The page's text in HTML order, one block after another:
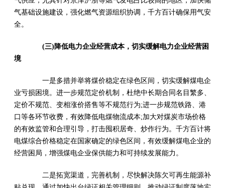
气基础设施建设，强化燃气资源组织协调，千方百计确保用气安
全。
(三)降低电力企业经营成本，切实缓解电力企业经营困
境
一是多措并举将煤价稳定在绿色区间，切实缓解煤电企
业亏损困境。进一步规范定价机制，杜绝中长期合同名目繁多、
定价不规范、变相涨价搭售等不规范行为;进一步规范铁路、港
口等各环节收费，有效降低电煤物流成本;加大对煤炭市场价格
的有效监管和合理引导，打击囤积居奇、炒作行为。千方百计将
电煤综合价格稳定在国家确定的绿色区间，有效缓解煤电企业的
经营困局，增强煤电企业保供能力和可持续发展能力。
二是拓宽渠道，完善机制，尽快解决陈欠可再生能源补